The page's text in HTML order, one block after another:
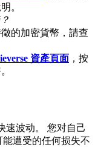
池！
。
的加密貨幣，請查
資產頁面 ，按
速波动。 您对自己
遭受的任何损失不